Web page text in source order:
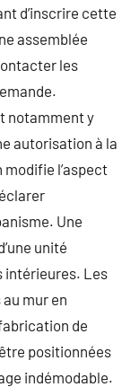
d’inscrire cette
assemblée
les
notamment y
autorisation à la
modifie l’aspect
Une
unité
intérieures. Les
mur en
de
positionnées
indémodable.